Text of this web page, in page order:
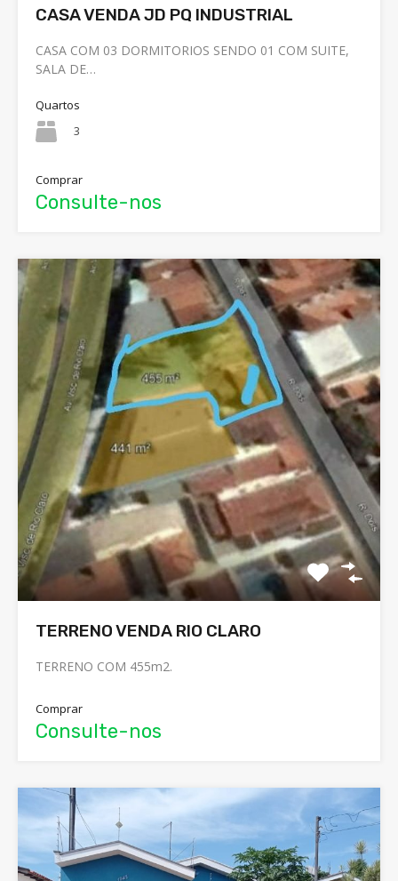
CASA VENDA JD PQ INDUSTRIAL
CASA COM 03 DORMITORIOS SENDO 01 COM SUITE,
SALA DE…
Quartos
3
Comprar
Consulte-nos
TERRENO VENDA RIO CLARO
TERRENO COM 455m2.
Comprar
Consulte-nos